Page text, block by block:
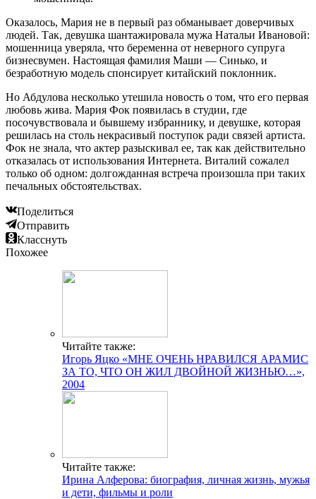
Оказалось, Мария не в первый раз обманывает доверчивых
людей. Так, девушка шантажировала мужа Натальи Ивановой:
мошенница уверяла, что беременна от неверного супруга
бизнесвумен. Настоящая фамилия Маши — Синько, и
безработную модель спонсирует китайский поклонник.
Но Абдулова несколько утешила новость о том, что его первая
любовь жива. Мария Фок появилась в студии, где
посочувствовала и бывшему избраннику, и девушке, которая
решилась на столь некрасивый поступок ради связей артиста.
Фок не знала, что актер разыскивал ее, так как действительно
отказалась от использования Интернета. Виталий сожалел
только об одном: долгожданная встреча произошла при таких
печальных обстоятельствах.
Поделиться
Отправить
Класснуть
Похожее
Читайте также:
Игорь Яцко «МНЕ ОЧЕНЬ НРАВИЛСЯ АРАМИС
ЗА ТО, ЧТО ОН ЖИЛ ДВОЙНОЙ ЖИЗНЬЮ…»,
2004
Читайте также:
Ирина Алферова: биография, личная жизнь, мужья
и дети, фильмы и роли